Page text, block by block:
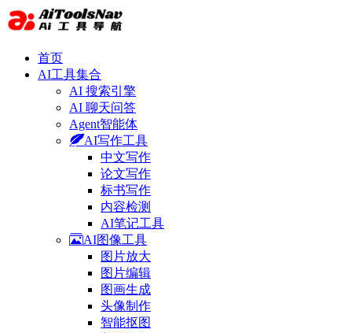
首页
AI工具集合
AI 搜索引擎
AI 聊天问答
Agent智能体
AI写作工具
中文写作
论文写作
标书写作
内容检测
AI笔记工具
AI图像工具
图片放大
图片编辑
图画生成
头像制作
智能抠图